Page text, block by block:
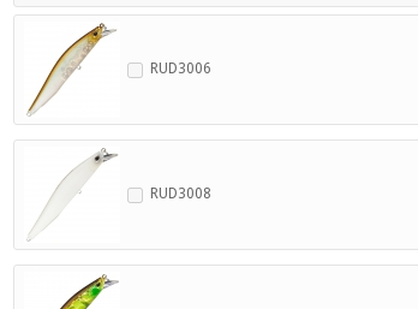
RUD3006
RUD3008